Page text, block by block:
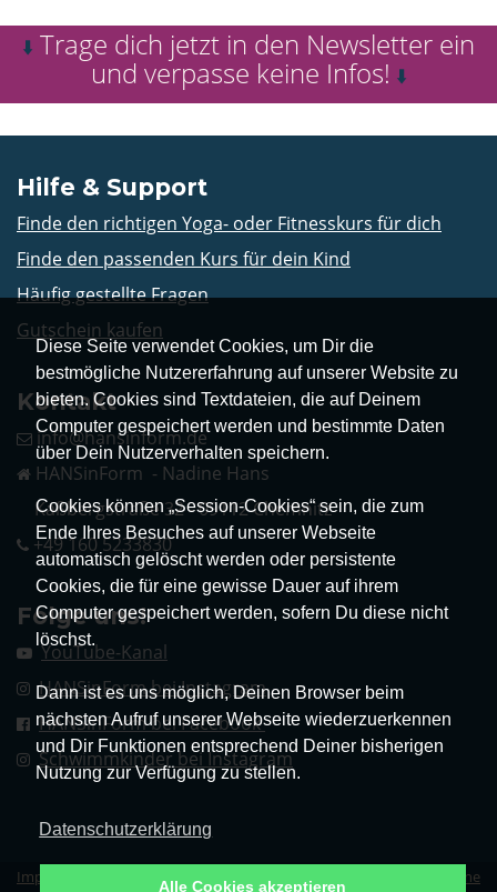
Diese Seite verwendet Cookies, um Dir die
bestmögliche Nutzererfahrung auf unserer Website zu
bieten. Cookies sind Textdateien, die auf Deinem
Computer gespeichert werden und bestimmte Daten
über Dein Nutzerverhalten speichern.
Cookies können „Session-Cookies“ sein, die zum
Ende Ihres Besuches auf unserer Webseite
automatisch gelöscht werden oder persistente
Cookies, die für eine gewisse Dauer auf ihrem
Computer gespeichert werden, sofern Du diese nicht
löschst.
Dann ist es uns möglich, Deinen Browser beim
nächsten Aufruf unserer Webseite wiederzuerkennen
und Dir Funktionen entsprechend Deiner bisherigen
Nutzung zur Verfügung zu stellen.
Datenschutzerklärung
Alle Cookies akzeptieren
⬇️ Trage dich jetzt in den Newsletter ein
und verpasse keine Infos! ⬇️
Hilfe & Support
Finde den richtigen Yoga- oder Fitnesskurs für dich
Finde den passenden Kurs für dein Kind
Häufig gestellte Fragen
Gutschein kaufen
Kontakt
info@hansinform.de
HANSinForm - Nadine Hans
Kaßbergstraße 32 - 09112 Chemnitz
+49 160 5233830
Folge uns!
YouTube-Kanal
HANSinForm bei Instagram
HANSinForm bei Facebook
Schwimmkinder bei Instagram
Impressum Datenschutz | Erklärung zur Barrierefreiheit
Allgemeine